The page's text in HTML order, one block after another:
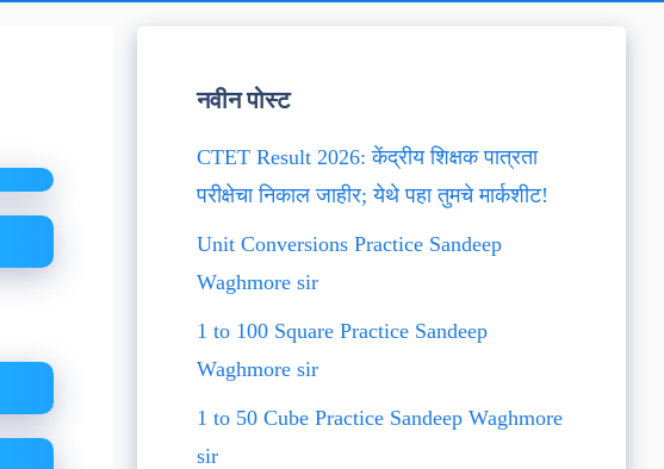
नवीन पोस्ट
CTET Result 2026: केंद्रीय शिक्षक पात्रता
परीक्षेचा निकाल जाहीर; येथे पहा तुमचे मार्कशीट!
Unit Conversions Practice Sandeep
Waghmore sir
1 to 100 Square Practice Sandeep
Waghmore sir
1 to 50 Cube Practice Sandeep Waghmore
sir